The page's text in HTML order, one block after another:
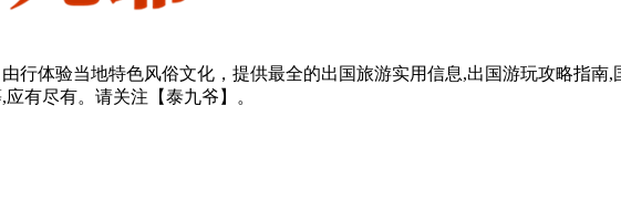
行体验当地特色风俗文化，提供最全的出国旅游实用信息,出国游玩攻略指
有尽有。请关注【泰九爷】。